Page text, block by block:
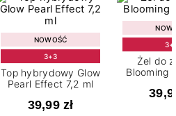
NOWOŚĆ
3+3
Top hybrydowy Glow
Pearl Effect 7,2 ml
39,99 zł
Żel do
Blooming